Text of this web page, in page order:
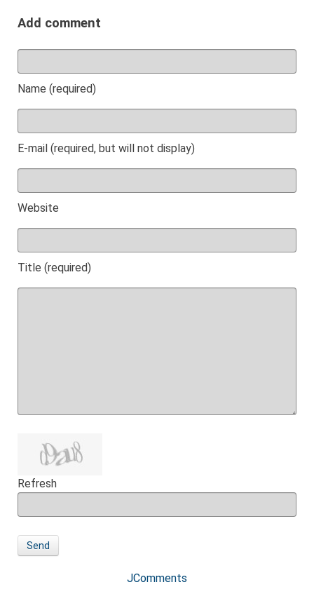
Add comment
Name (required)
E-mail (required, but will not display)
Website
Title (required)
Refresh
Send
JComments